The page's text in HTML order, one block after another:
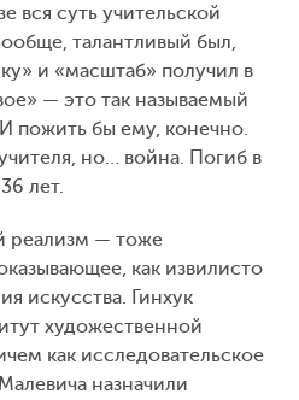
вся суть учительской
талантливый был,
и «масштаб» получил в
— это так называемый
пожить бы ему, конечно.
но… война. Погиб в
лет.
реализм — тоже
как извилисто
искусства. Гинхук
художественной
как исследовательское
назначили